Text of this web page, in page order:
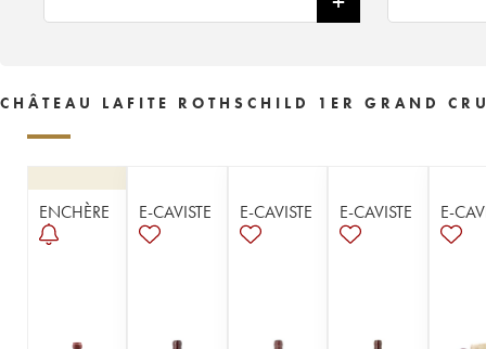
1982
1976 1974
CHÂTEAU LAFITE ROTHSCHILD 1ER GRAND
ENCHÈRE E-CAVISTE E-CAVISTE E-CAVISTE E-